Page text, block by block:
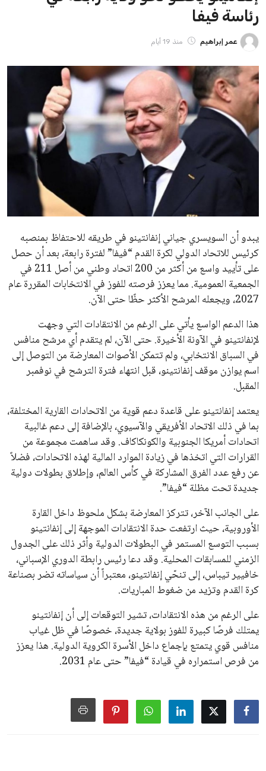
ايوا مصر
الاخبار الشائعة
إنفانتينو يخطو نحو ولاية رابعة في رئاسة فيفا
عمر إبراهيم
مستثمر هندي بريطاني يسعى لامتلاك حصة
عمر إبراهيم 22 يوليو 2026
تحقق من قهوتك المغشوشة 7 علامات تدل
على جودتها قبل أول رشفة
خالد فؤاد 18 يوليو 2026
القائمة البريدية
انضم إلى قائمة المشتركين لدينا لتحصل على أحدث الأخبار، التحديثات
والعروض الخاصة مباشرة في صندوق بريدك
اشتراك
جميع الحقوق محفوظة لموقعنا ايوا مصر